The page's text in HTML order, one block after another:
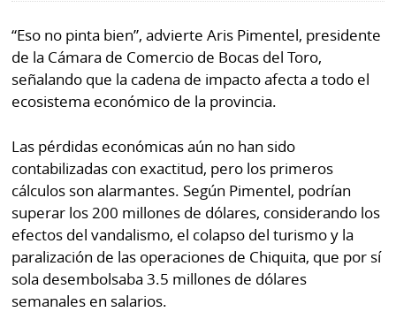
“Eso no pinta bien”, advierte Aris Pimentel, presidente
de la Cámara de Comercio de Bocas del Toro,
señalando que la cadena de impacto afecta a todo el
ecosistema económico de la provincia.
Las pérdidas económicas aún no han sido
contabilizadas con exactitud, pero los primeros
cálculos son alarmantes. Según Pimentel, podrían
superar los 200 millones de dólares, considerando los
efectos del vandalismo, el colapso del turismo y la
paralización de las operaciones de Chiquita, que por sí
sola desembolsaba 3.5 millones de dólares
semanales en salarios.